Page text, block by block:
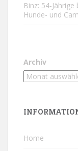
Binz: 54-
Hunde- und
Archiv
Home